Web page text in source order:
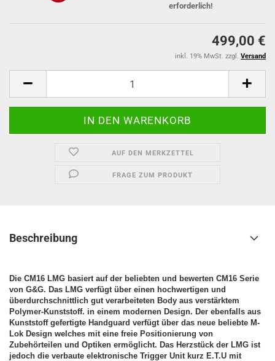
erforderlich!
499,00 €
inkl. 19% MwSt. zzgl. Versand
AUF DEN MERKZETTEL
FRAGE ZUM PRODUKT
Beschreibung
Die CM16 LMG basiert auf der beliebten und bewerten CM16 Serie
von G&G. Das LMG verfügt über einen hochwertigen und
überdurchschnittlich gut verarbeiteten Body aus verstärktem
Polymer-Kunststoff. in einem modernen Design. Der ebenfalls aus
Kunststoff gefertigte Handguard verfügt über das neue beliebte M-
Lok Design welches mit eine freie Positionierung von
Zubehörteilen und Optiken ermöglicht. Das Herzstück der LMG ist
jedoch die verbaute elektronische Trigger Unit kurz E.T.U mit